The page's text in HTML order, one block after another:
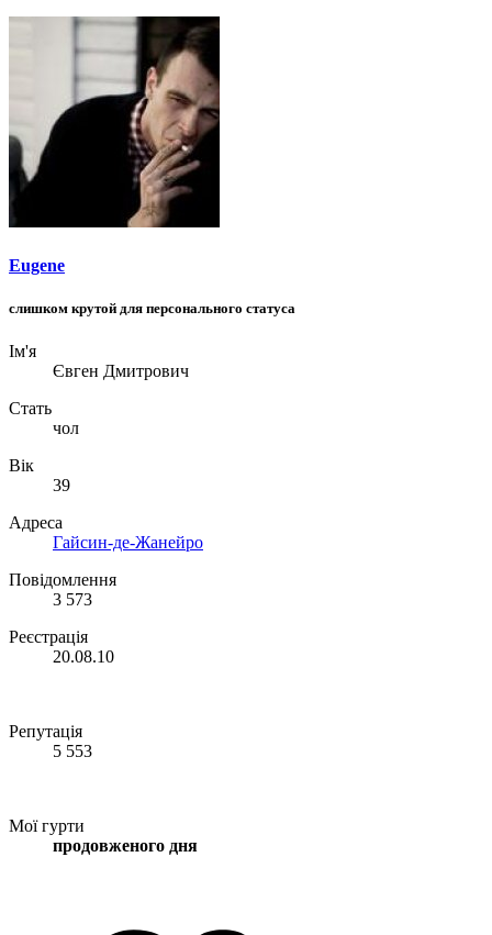
Eugene
слишком крутой для персонального статуса
Ім'я
Євген Дмитрович
Стать
чол
Вік
39
Адреса
Гайсин-де-Жанейро
Повідомлення
3 573
Реєстрація
20.08.10
Репутація
5 553
Мої гурти
продовженого дня